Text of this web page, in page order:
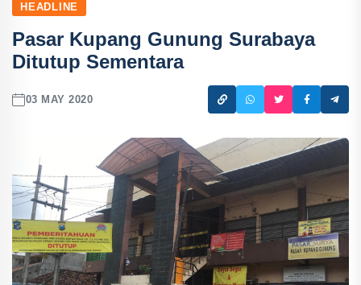
HEADLINE
Pasar Kupang Gunung Surabaya
Ditutup Sementara
03 MAY 2020